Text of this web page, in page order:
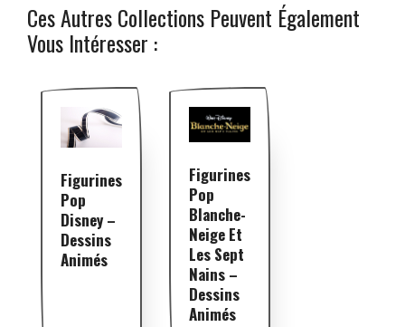
Ces Autres Collections Peuvent Également
Vous Intéresser :
Figurines
Pop
Disney –
Dessins
Animés
Figurines
Pop
Blanche-
Neige Et
Les Sept
Nains –
Dessins
Animés